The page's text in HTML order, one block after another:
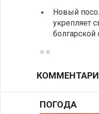
Новый
укрепляет
ПОГОДА